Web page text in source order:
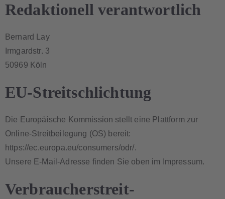
Redaktionell verantwortlich
Bernard Lay
Irmgardstr. 3
50969 Köln
EU-Streitschlichtung
Die Europäische Kommission stellt eine Plattform zur
Online-Streitbeilegung (OS) bereit:
https://ec.europa.eu/consumers/odr/.
Unsere E-Mail-Adresse finden Sie oben im Impressum.
Verbraucher­streit­